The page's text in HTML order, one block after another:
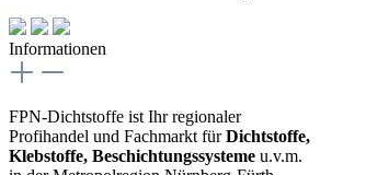
Informationen
FPN-Dichtstoffe ist Ihr regionaler
Profihandel und Fachmarkt fürDichtstoffe,
Klebstoffe, Beschichtungssysteme u.v.m.